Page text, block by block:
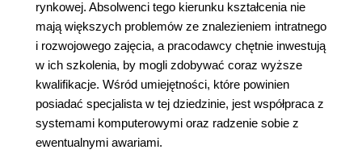
rynkowej. Absolwenci tego kierunku kształcenia nie
mają większych problemów ze znalezieniem intratnego
i rozwojowego zajęcia, a pracodawcy chętnie inwestują
w ich szkolenia, by mogli zdobywać coraz wyższe
kwalifikacje. Wśród umiejętności, które powinien
posiadać specjalista w tej dziedzinie, jest współpraca z
systemami komputerowymi oraz radzenie sobie z
ewentualnymi awariami.